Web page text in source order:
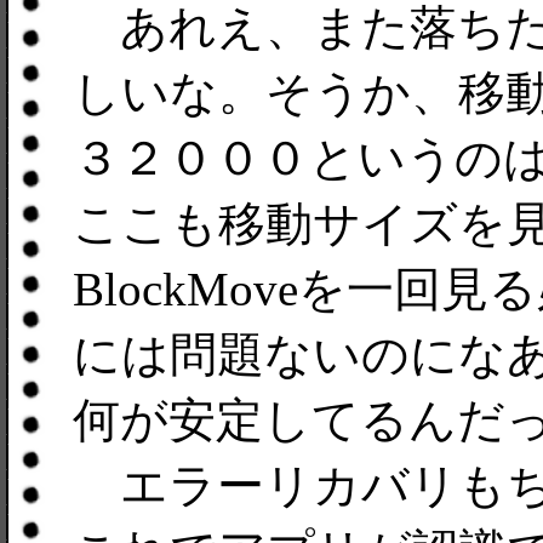
あれえ、また落ち
しいな。そうか、移
３２０００というの
ここも移動サイズを
BlockMoveを一回見
には問題ないのにな
何が安定してるんだ
エラーリカバリも